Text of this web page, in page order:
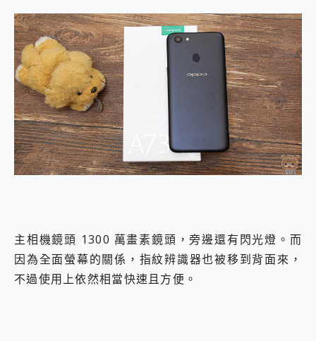
主相機鏡頭 1300 萬畫素鏡頭，旁邊還有閃光燈。而
因為全面螢幕的關係，指紋辨識器也被移到背面來，
不過使用上依然相當快速且方便。